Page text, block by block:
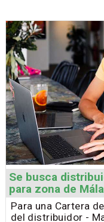
Se busca
para zona de
Para una Cartera
del distribuidor -